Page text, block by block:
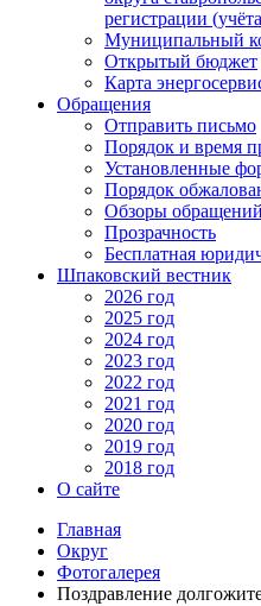
регистрации
Муниципальный
Открытый бюджет
Карта
Обращения
Отправить письмо
Порядок и время
Установленные
Порядок
Обзоры
Прозрачность
Бесплатная
Шпаковский вестник
2026 год
2025 год
2024 год
2023 год
2022 год
2021 год
2020 год
2019 год
2018 год
О сайте
Главная
Округ
Фотогалерея
Поздравление